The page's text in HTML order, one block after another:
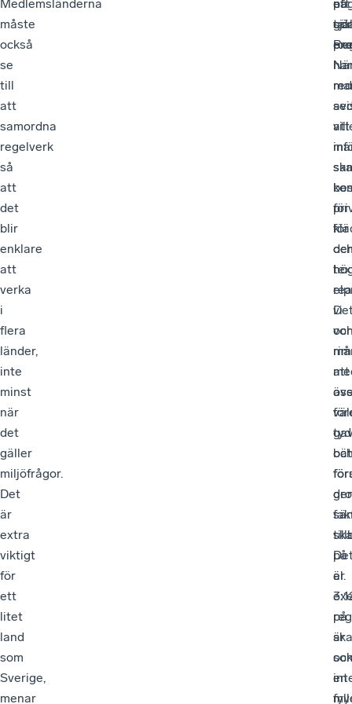
Medlemsländerna
måste
också
se
till
att
samordna
regelverk
så
att
det
blir
enklare
att
verka
i
flera
länder,
inte
minst
när
det
gäller
miljöfrågor.
Det
är
extra
viktigt
för
ett
litet
land
som
Sverige,
menar
ett
på
för
vi
oss
är
på
har
att
ska
för
att
på
el.
är
en